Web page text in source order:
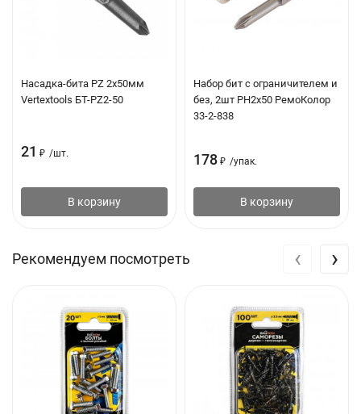
Насадка-бита PZ 2х50мм
Vertextools БТ-PZ2-50
21 ₽ /шт.
В корзину
Набор бит с ограничителем и
без, 2шт PH2х50 РемоКолор
33-2-838
178 ₽ /упак.
В корзину
Рекомендуем посмотреть ‹ ›